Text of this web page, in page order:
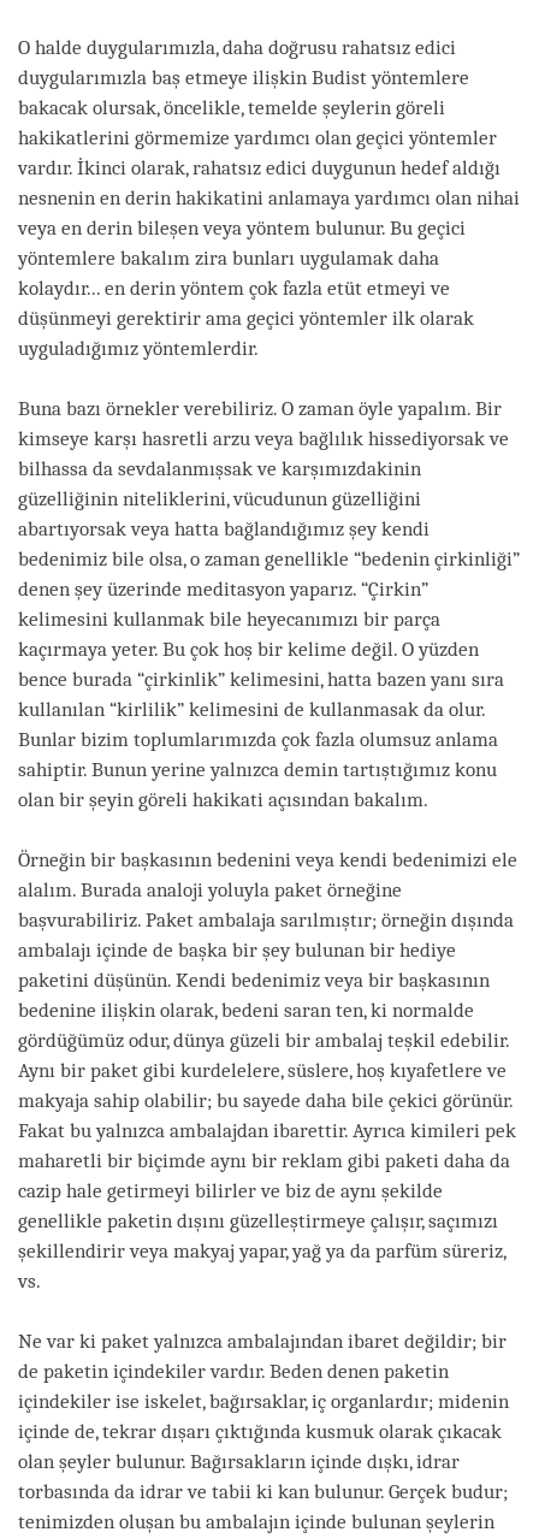
O halde duygularımızla, daha doğrusu rahatsız edici
duygularımızla baş etmeye ilişkin Budist yöntemlere
bakacak olursak, öncelikle, temelde şeylerin göreli
hakikatlerini görmemize yardımcı olan geçici yöntemler
vardır. İkinci olarak, rahatsız edici duygunun hedef aldığı
nesnenin en derin hakikatini anlamaya yardımcı olan nihai
veya en derin bileşen veya yöntem bulunur. Bu geçici
yöntemlere bakalım zira bunları uygulamak daha
kolaydır... en derin yöntem çok fazla etüt etmeyi ve
düşünmeyi gerektirir ama geçici yöntemler ilk olarak
uyguladığımız yöntemlerdir.
Buna bazı örnekler verebiliriz. O zaman öyle yapalım. Bir
kimseye karşı hasretli arzu veya bağlılık hissediyorsak ve
bilhassa da sevdalanmışsak ve karşımızdakinin
güzelliğinin niteliklerini, vücudunun güzelliğini
abartıyorsak veya hatta bağlandığımız şey kendi
bedenimiz bile olsa, o zaman genellikle “bedenin çirkinliği”
denen şey üzerinde meditasyon yaparız. “Çirkin”
kelimesini kullanmak bile heyecanımızı bir parça
kaçırmaya yeter. Bu çok hoş bir kelime değil. O yüzden
bence burada “çirkinlik” kelimesini, hatta bazen yanı sıra
kullanılan “kirlilik” kelimesini de kullanmasak da olur.
Bunlar bizim toplumlarımızda çok fazla olumsuz anlama
sahiptir. Bunun yerine yalnızca demin tartıştığımız konu
olan bir şeyin göreli hakikati açısından bakalım.
Örneğin bir başkasının bedenini veya kendi bedenimizi ele
alalım. Burada analoji yoluyla paket örneğine
başvurabiliriz. Paket ambalaja sarılmıştır; örneğin dışında
ambalajı içinde de başka bir şey bulunan bir hediye
paketini düşünün. Kendi bedenimiz veya bir başkasının
bedenine ilişkin olarak, bedeni saran ten, ki normalde
gördüğümüz odur, dünya güzeli bir ambalaj teşkil edebilir.
Aynı bir paket gibi kurdelelere, süslere, hoş kıyafetlere ve
makyaja sahip olabilir; bu sayede daha bile çekici görünür.
Fakat bu yalnızca ambalajdan ibarettir. Ayrıca kimileri pek
maharetli bir biçimde aynı bir reklam gibi paketi daha da
cazip hale getirmeyi bilirler ve biz de aynı şekilde
genellikle paketin dışını güzelleştirmeye çalışır, saçımızı
şekillendirir veya makyaj yapar, yağ ya da parfüm süreriz,
vs.
Ne var ki paket yalnızca ambalajından ibaret değildir; bir
de paketin içindekiler vardır. Beden denen paketin
içindekiler ise iskelet, bağırsaklar, iç organlardır; midenin
içinde de, tekrar dışarı çıktığında kusmuk olarak çıkacak
olan şeyler bulunur. Bağırsakların içinde dışkı, idrar
torbasında da idrar ve tabii ki kan bulunur. Gerçek budur;
tenimizden oluşan bu ambalajın içinde bulunan şeylerin